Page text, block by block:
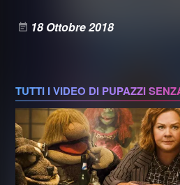
18 Ottobre 2018
TUTTI I VIDEO DI PUPAZZI